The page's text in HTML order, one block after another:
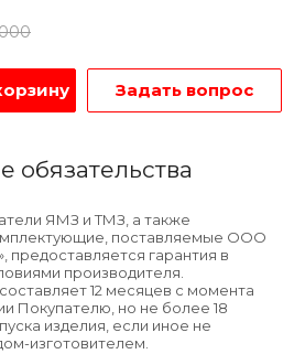
Задать вопрос
обязательства
ЯМЗ и ТМЗ, а также
поставляемые ООО
предоставляется гарантия в
производителя.
12 месяцев с момента
Покупателю, но не более 18
изделия, если иное не
изготовителем.